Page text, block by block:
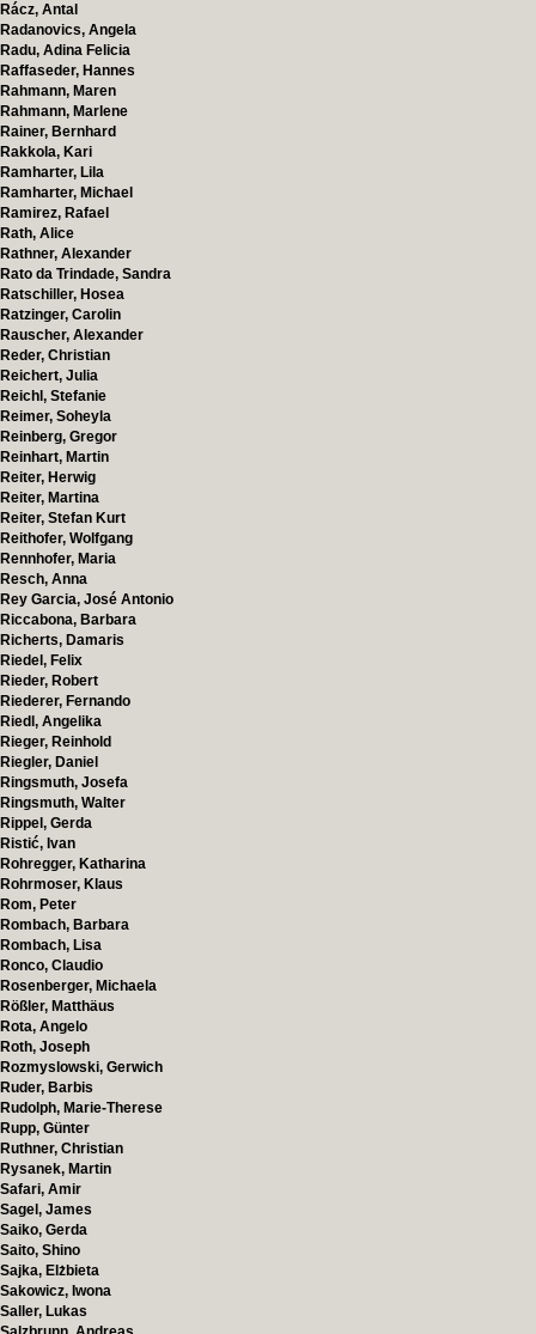
Rácz, Antal
Radanovics, Angela
Radu, Adina Felicia
Raffaseder, Hannes
Rahmann, Maren
Rahmann, Marlene
Rainer, Bernhard
Rakkola, Kari
Ramharter, Lila
Ramharter, Michael
Ramirez, Rafael
Rath, Alice
Rathner, Alexander
Rato da Trindade, Sandra
Ratschiller, Hosea
Ratzinger, Carolin
Rauscher, Alexander
Reder, Christian
Reichert, Julia
Reichl, Stefanie
Reimer, Soheyla
Reinberg, Gregor
Reinhart, Martin
Reiter, Herwig
Reiter, Martina
Reiter, Stefan Kurt
Reithofer, Wolfgang
Rennhofer, Maria
Resch, Anna
Rey Garcia, José Antonio
Riccabona, Barbara
Richerts, Damaris
Riedel, Felix
Rieder, Robert
Riederer, Fernando
Riedl, Angelika
Rieger, Reinhold
Riegler, Daniel
Ringsmuth, Josefa
Ringsmuth, Walter
Rippel, Gerda
Ristić, Ivan
Rohregger, Katharina
Rohrmoser, Klaus
Rom, Peter
Rombach, Barbara
Rombach, Lisa
Ronco, Claudio
Rosenberger, Michaela
Rößler, Matthäus
Rota, Angelo
Roth, Joseph
Rozmyslowski, Gerwich
Ruder, Barbis
Rudolph, Marie-Therese
Rupp, Günter
Ruthner, Christian
Rysanek, Martin
Safari, Amir
Sagel, James
Saiko, Gerda
Saito, Shino
Sajka, Elżbieta
Sakowicz, Iwona
Saller, Lukas